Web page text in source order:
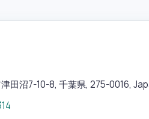
田沼7-10-8, 千葉県, 275-0016,